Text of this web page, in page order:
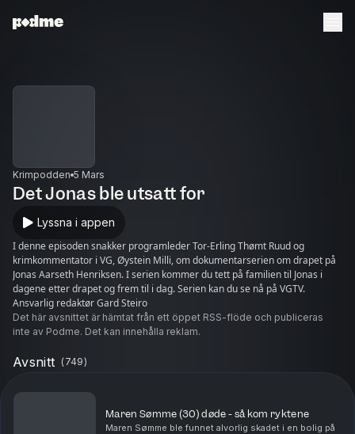
Krimpodden 5 Mars
Det Jonas ble utsatt for
Lyssna i appen
I denne episoden snakker programleder Tor-Erling Thømt Ruud og
krimkommentator i VG, Øystein Milli, om dokumentarserien om drapet på
Jonas Aarseth Henriksen. I serien kommer du tett på familien til Jonas i
dagene etter drapet og frem til i dag. Serien kan du se nå på VGTV.
Ansvarlig redaktør Gard Steiro
Det här avsnittet är hämtat från ett öppet RSS-flöde och publiceras
inte av Podme. Det kan innehålla reklam.
Avsnitt (749)
Maren Sømme (30) døde - så kom ryktene
Maren Sømme ble funnet alvorlig skadet i en bolig på